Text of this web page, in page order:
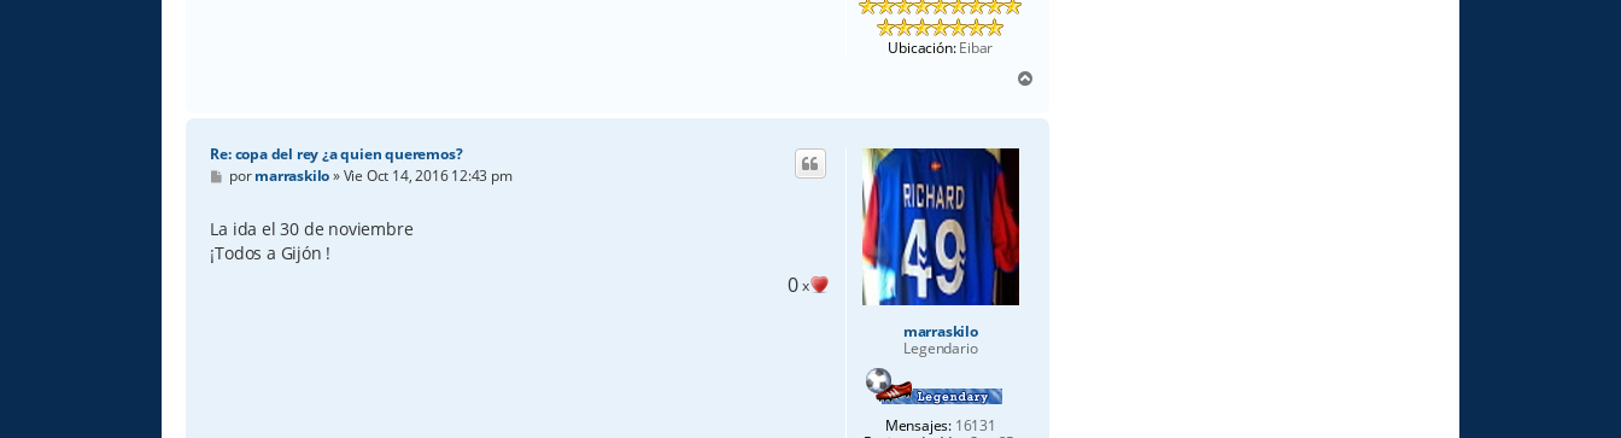
Ubicación:Eibar
r
marraskilo
Legendario
Mensajes: 16131
Re: copa del rey ¿a quien queremos?
M
e
s
a
j
pormarraskilo»Vie Oct 14, 2016 12:43 pm
La ida el 30 de noviembre
¡Todos a Gijón !
0x